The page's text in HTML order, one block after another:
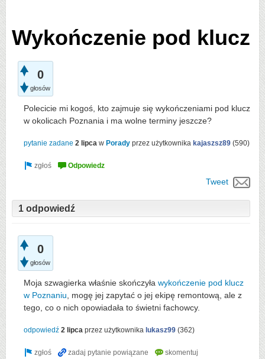
Wykończenie pod klucz
0
głosów
Polecicie mi kogoś, kto zajmuje się wykończeniami pod klucz
w okolicach Poznania i ma wolne terminy jeszcze?
pytanie zadane 2 lipca w Porady przez użytkownika kajaszsz89 (590)
Tweet
1 odpowiedź
0
głosów
Moja szwagierka właśnie skończyła wykończenie pod klucz
w Poznaniu , mogę jej zapytać o jej ekipę remontową, ale z
tego, co o nich opowiadała to świetni fachowcy.
odpowiedź 2 lipca przez użytkownika lukasz99 (362)